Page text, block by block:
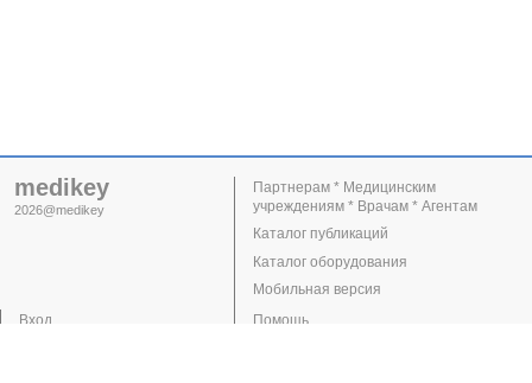
medikey
2026@medikey
Вход
Партнерам * Медицинским
учреждениям * Врачам * Агентам
Каталог публикаций
Каталог оборудования
Мобильная версия
Помощь